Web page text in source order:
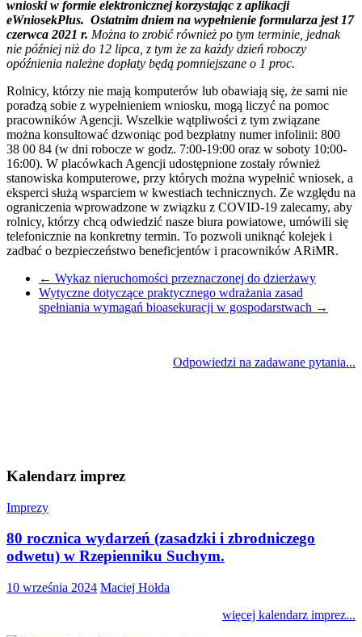
wnioski w formie elektronicznej korzystając z aplikacji
eWniosekPlus. Ostatnim dniem na wypełnienie formularza jest 17
czerwca 2021 r. Można to zrobić również po tym terminie, jednak
nie później niż do 12 lipca, z tym że za każdy dzień roboczy
opóźnienia należne dopłaty będą pomniejszane o 1 proc.
Rolnicy, którzy nie mają komputerów lub obawiają się, że sami nie
poradzą sobie z wypełnieniem wniosku, mogą liczyć na pomoc
pracowników Agencji. Wszelkie wątpliwości z tym związane
można konsultować dzwoniąc pod bezpłatny numer infolinii: 800
38 00 84 (w dni robocze w godz. 7:00-19:00 oraz w soboty 10:00-
16:00). W placówkach Agencji udostępnione zostały również
stanowiska komputerowe, przy których można wypełnić wniosek, a
eksperci służą wsparciem w kwestiach technicznych. Ze względu na
ograniczenia wprowadzone w związku z COVID-19 zalecamy, aby
rolnicy, którzy chcą odwiedzić nasze biura powiatowe, umówili się
telefonicznie na konkretny termin. To pozwoli uniknąć kolejek i
zadbać o bezpieczeństwo beneficjentów i pracowników ARiMR.
← Wykaz nieruchomości przeznaczonej do dzierżawy
Wytyczne dotyczące praktycznego wdrażania zasad
spełniania wymagań bioasekuracji w gospodarstwach →
Odpowiedzi na zadawane pytania...
Kalendarz imprez
Imprezy
80 rocznica wydarzeń (zasadzki i zbrodniczego
odwetu) w Rzepienniku Suchym.
10 września 2024 Maciej Hołda
więcej kalendarz imprez...